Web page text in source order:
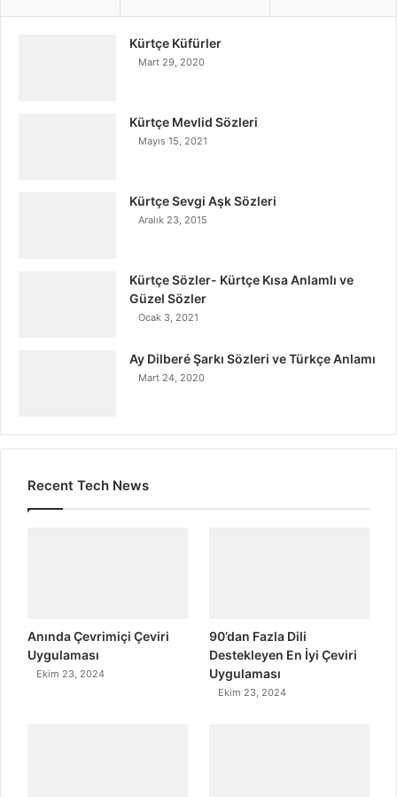
Kürtçe Küfürler
Mart 29, 2020
Kürtçe Mevlid Sözleri
Mayıs 15, 2021
Kürtçe Sevgi Aşk Sözleri
Aralık 23, 2015
Kürtçe Sözler- Kürtçe Kısa Anlamlı ve
Güzel Sözler
Ocak 3, 2021
Ay Dilberé Şarkı Sözleri ve Türkçe Anlamı
Mart 24, 2020
Recent Tech News
Anında Çevrimiçi Çeviri
Uygulaması
Ekim 23, 2024
90’dan Fazla Dili
Destekleyen En İyi Çeviri
Uygulaması
Ekim 23, 2024